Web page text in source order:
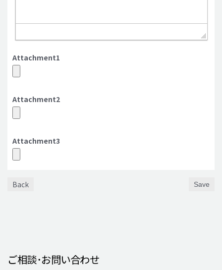
Attachment1
Attachment2
Attachment3
Back Save
ご相談･お問い合わせ